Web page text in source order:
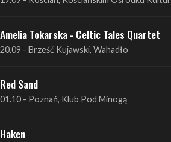
19.09 - Kościan, Kościańskim Ośrodku Kultury
20.09 - Brześć Kujawski, Wahadło
01.10 - Poznań, Klub Pod Minogą